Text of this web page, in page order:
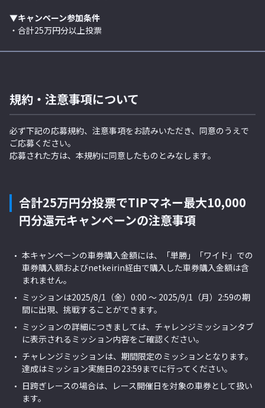
▼キャンペーン参加条件
・合計25万円分以上投票
規約・注意事項について
必ず下記の応募規約、注意事項をお読みいただき、同意のうえで
ご応募ください。
応募された方は、本規約に同意したものとみなします。
合計25万円分投票でTIPマネー最大10,000
円分還元キャンペーンの注意事項
本キャンペーンの車券購入金額には、「単勝」「ワイド」での
車券購入額およびnetkeirin経由で購入した車券購入金額は含
まれません。
ミッションは2025/8/1（金）0:00 ～ 2025/9/1（月）2:59の期
間に出現、挑戦することができます。
ミッションの詳細につきましては、チャレンジミッションタブ
に表示されるミッション内容をご確認ください。
チャレンジミッションは、期間限定のミッションとなります。
達成はミッション実施日の23:59までに行ってください。
日跨ぎレースの場合は、レース開催日を対象の車券として扱い
ます。